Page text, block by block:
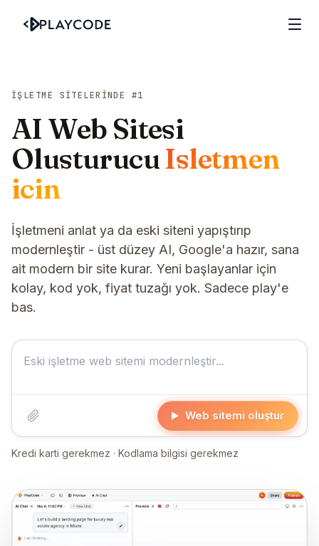
İŞLETME SITELERINDE #1
AI Web Sitesi
OlusturucuIsletmen
icin
İşletmeni anlat ya da eski siteni yapıştırıp
modernleştir - üst düzey AI, Google'a hazır, sana
ait modern bir site kurar. Yeni başlayanlar için
kolay, kod yok, fiyat tuzağı yok. Sadece play'e
bas.
Web sitemi oluştur
Kredi karti gerekmez · Kodlama bilgisi gerekmez